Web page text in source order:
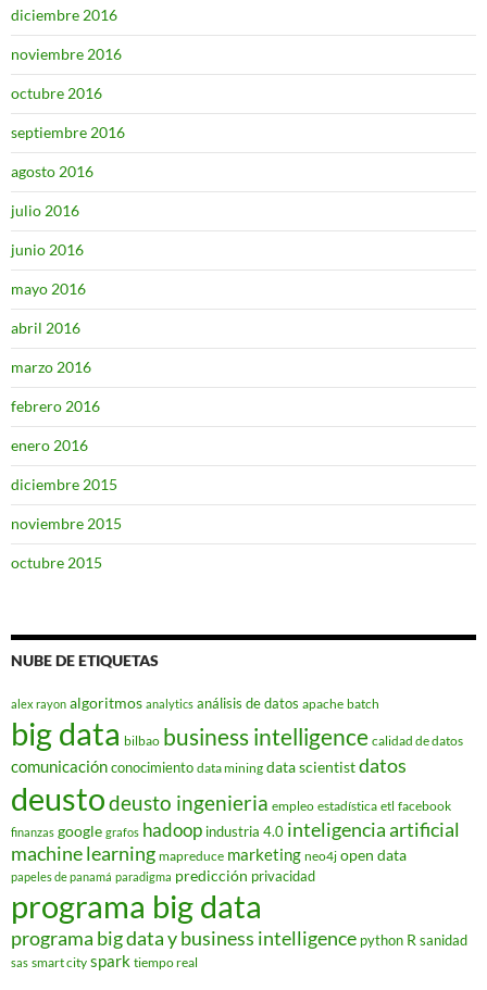
diciembre 2016
noviembre 2016
octubre 2016
septiembre 2016
agosto 2016
julio 2016
junio 2016
mayo 2016
abril 2016
marzo 2016
febrero 2016
enero 2016
diciembre 2015
noviembre 2015
octubre 2015
NUBE DE ETIQUETAS
alex rayon algoritmos analytics análisis de datos apache batch
big data bilbao business intelligence calidad de datos
comunicaciónconocimiento data mining data scientistdatos
deustodeusto ingenieria empleo estadística etl facebook
finanzas google grafos hadoop industria 4.0 inteligencia artificial
machine learning mapreduce marketing neo4j open data
papeles de panamá paradigma predicción privacidad
programa big data
programa big data y business intelligence python R sanidad
sas smart city spark tiempo real